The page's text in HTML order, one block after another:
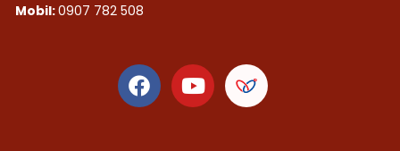
Mobil:0907 782 508